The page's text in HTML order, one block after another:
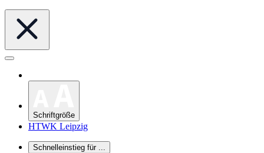
Schriftgröße
HTWK Leipzig
Schnelleinstieg für ...